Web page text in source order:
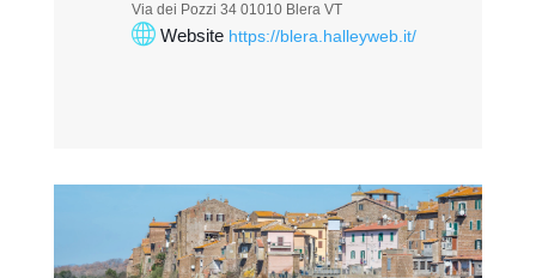
Via dei Pozzi 34 01010 Blera VT
Website https://blera.halleyweb.it/